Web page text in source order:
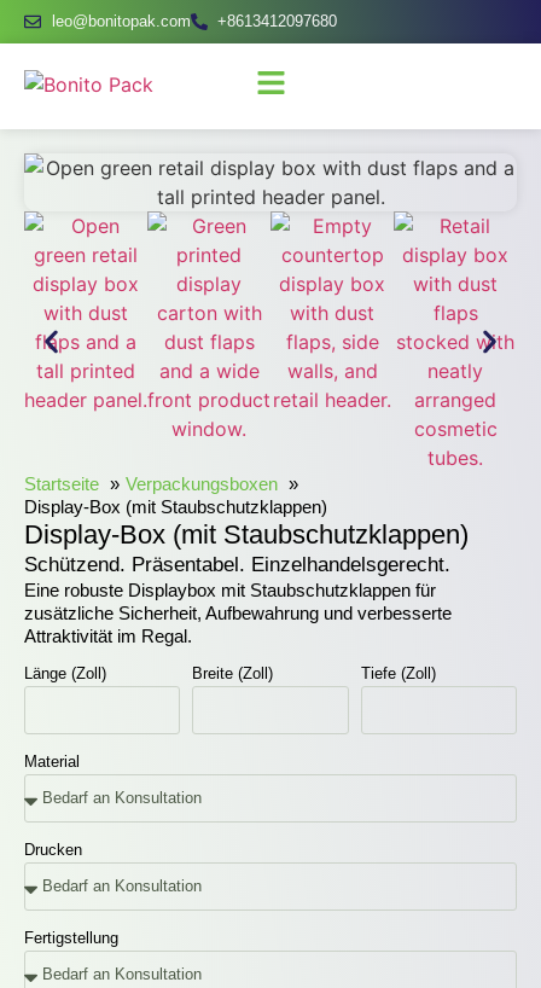
leo@bonitopak.com +8613412097680
Startseite
Verpackungsboxen
Display-Box (mit Staubschutzklappen)
Display-Box (mit Staubschutzklappen)
Schützend. Präsentabel. Einzelhandelsgerecht.
Eine robuste Displaybox mit Staubschutzklappen für
zusätzliche Sicherheit, Aufbewahrung und verbesserte
Attraktivität im Regal.
Länge (Zoll) Breite (Zoll) Tiefe (Zoll)
Material
Drucken
Fertigstellung